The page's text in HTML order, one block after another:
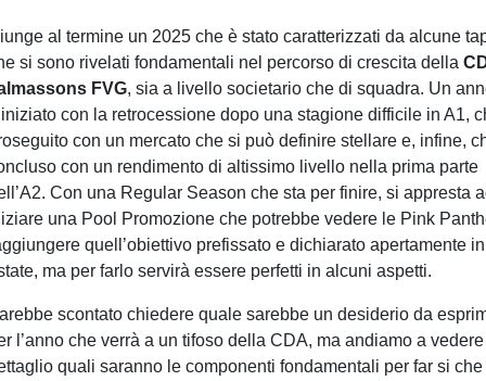
al termine un 2025 che è stato caratterizzati da alcune
si sono rivelati fondamentali nel percorso di crescita della
FVG, sia a livello societario che di squadra. Un
con la retrocessione dopo una stagione difficile in A1,
con un mercato che si può definire stellare e, infine,
con un rendimento di altissimo livello nella prima parte
Con una Regular Season che sta per finire, si appresta
una Pool Promozione che potrebbe vedere le Pink
quell’obiettivo prefissato e dichiarato apertamente in
ma per farlo servirà essere perfetti in alcuni aspetti.
scontato chiedere quale sarebbe un desiderio da
l’anno che verrà a un tifoso della CDA, ma andiamo a vedere
quali saranno le componenti fondamentali per far si che